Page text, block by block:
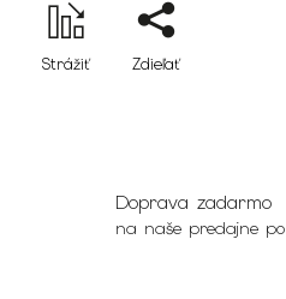
Strážiť Zdieľať
Doprava zadarmo
na naše predajne po